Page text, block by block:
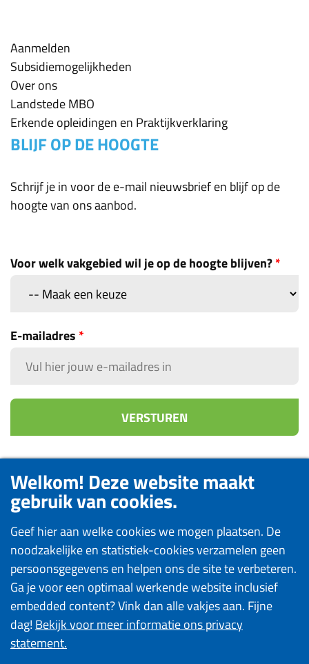
Aanmelden
Subsidiemogelijkheden
Over ons
Landstede MBO
Erkende opleidingen en Praktijkverklaring
BLIJF OP DE HOOGTE
Schrijf je in voor de e-mail nieuwsbrief en blijf op de
hoogte van ons aanbod.
Voor welk vakgebied wil je op de hoogte blijven?*
E-mailadres *
© 2026
Landstede
Groei
Opleidingen
PrivacyverklaringInstellingen
cookies
Algemene
voorwaarden
Welkom! Deze website maakt
gebruik van cookies.
Geef hier aan welke cookies we mogen plaatsen. De
noodzakelijke en statistiek-cookies verzamelen geen
persoonsgegevens en helpen ons de site te verbeteren.
Ga je voor een optimaal werkende website inclusief
embedded content? Vink dan alle vakjes aan. Fijne
dag! Bekijk voor meer informatie ons privacy
statement.